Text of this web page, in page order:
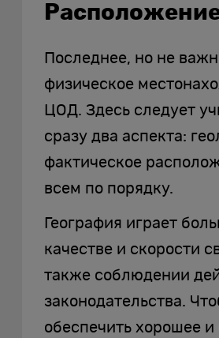
Последнее, но не
физическое
ЦОД. Здесь следует
сразу два аспекта:
фактическое
всем по порядку.
География играет
качестве и скорости
также соблюдении
законодательства.
обеспечить хорошее и